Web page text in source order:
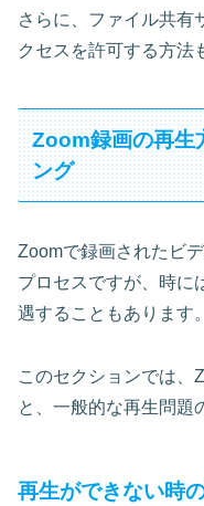
さらに、ファイル共有
クセスを許可する方法
Zoom録画の再生
ング
Zoomで録画されたビ
プロセスですが、時に
遇することもあります。
このセクションでは、
と、一般的な再生問題
再生ができない時